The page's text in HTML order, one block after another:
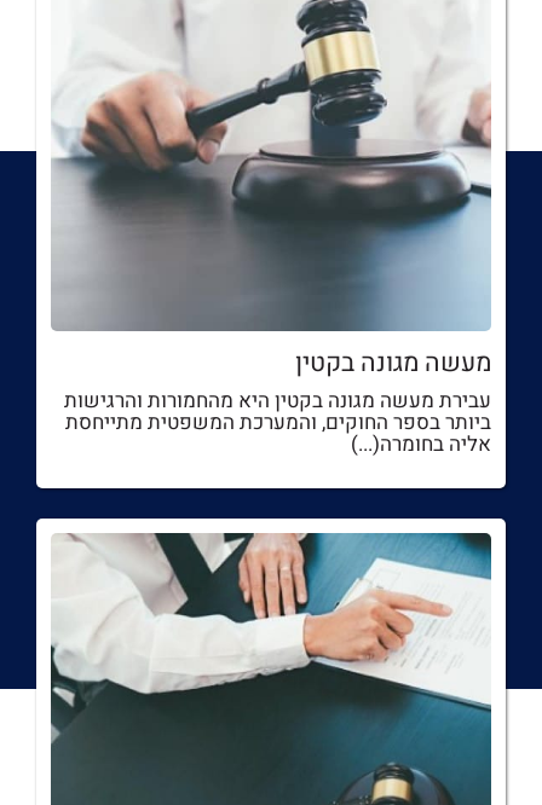
מעשה מגונה בקטין
עבירת מעשה מגונה בקטין היא מהחמורות והרגישות
ביותר בספר החוקים, והמערכת המשפטית מתייחסת
אליה בחומרה(...)